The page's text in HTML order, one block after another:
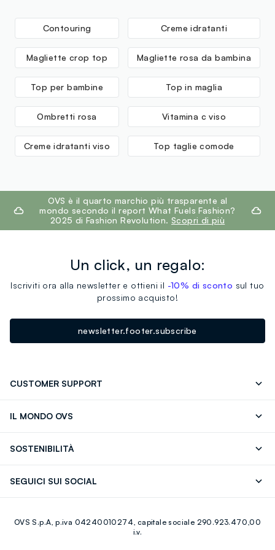
Contouring Creme idratanti
Magliette crop top Magliette rosa da bambina
Top per bambine Top in maglia
Ombretti rosa Vitamina c viso
Creme idratanti viso Top taglie comode
footer.ariatitleOVS è il quarto marchio più trasparente al
mondo secondo il report What Fuels Fashion?
2025 di Fashion Revolution. Scopri di più
Un click, un regalo:
Iscriviti ora alla newsletter e ottieni il -10% di sconto sul tuo
prossimo acquisto!
newsletter.footer.subscribe
CUSTOMER SUPPORT
IL MONDO OVS
Giftcard
SOSTENIBILITÀ
SEGUICI SUI SOCIAL
Youtube Linkedin
OVS S.p.A, p.iva 04240010274, capitale sociale 290.923.470,00
i.v.